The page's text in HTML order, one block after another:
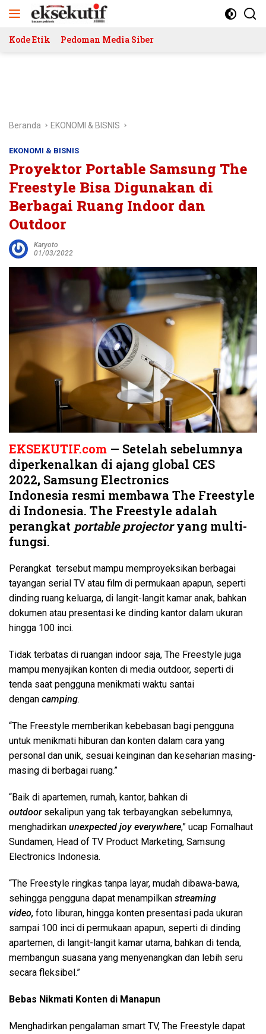
Kode Etik Pedoman Media Siber
Beranda EKONOMI & BISNIS
EKONOMI & BISNIS
Proyektor Portable Samsung The
Freestyle Bisa Digunakan di
Berbagai Ruang Indoor dan
Outdoor
Karyoto
01/03/2022
EKSEKUTIF.com — Setelah sebelumnya
diperkenalkan di ajang global CES
2022, Samsung Electronics
Indonesia resmi membawa The Freestyle
di Indonesia. The Freestyle adalah
perangkat portable projectoryang multi-
fungsi.
Perangkat tersebut mampu memproyeksikan berbagai
tayangan serial TV atau film di permukaan apapun, seperti
dinding ruang keluarga, di langit-langit kamar anak, bahkan
dokumen atau presentasi ke dinding kantor dalam ukuran
hingga 100 inci.
Tidak terbatas di ruangan indoor saja, The Freestyle juga
mampu menyajikan konten di media outdoor, seperti di
tenda saat pengguna menikmati waktu santai
dengan camping.
“The Freestyle memberikan kebebasan bagi pengguna
untuk menikmati hiburan dan konten dalam cara yang
personal dan unik, sesuai keinginan dan keseharian masing-
masing di berbagai ruang.”
“Baik di apartemen, rumah, kantor, bahkan di
outdoor sekalipun yang tak terbayangkan sebelumnya,
menghadirkan unexpected joy everywhere,” ucap Fomalhaut
Sundamen, Head of TV Product Marketing, Samsung
Electronics Indonesia.
“The Freestyle ringkas tanpa layar, mudah dibawa-bawa,
sehingga pengguna dapat menampilkan streaming
video, foto liburan, hingga konten presentasi pada ukuran
sampai 100 inci di permukaan apapun, seperti di dinding
apartemen, di langit-langit kamar utama, bahkan di tenda,
membangun suasana yang menyenangkan dan lebih seru
secara fleksibel.”
Bebas Nikmati Konten di Manapun
Menghadirkan pengalaman smart TV, The Freestyle dapat